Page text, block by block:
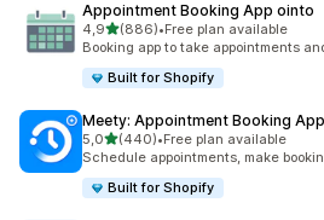
Appointment Booking App ointo
4,95 yıldız üzerinden
(886)
toplam 886 değerlendirme
•Free plan available
Booking app to take appointments
Built for Shopify
Meety: Appointment Booking App
5,05 yıldız üzerinden
(440)
toplam 440 değerlendirme
•Free plan available
Schedule appointments, make
Built for Shopify